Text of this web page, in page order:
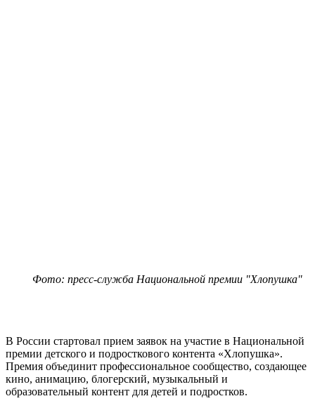
Фото: пресс-служба Национальной премии "Хлопушка"
В России стартовал прием заявок на участие в Национальной
премии детского и подросткового контента «Хлопушка».
Премия объединит профессиональное сообщество, создающее
кино, анимацию, блогерский, музыкальный и
образовательный контент для детей и подростков.